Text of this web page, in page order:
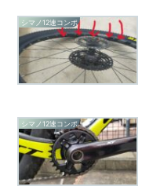
シマノ12速コンポ
シマノ12速コンポ